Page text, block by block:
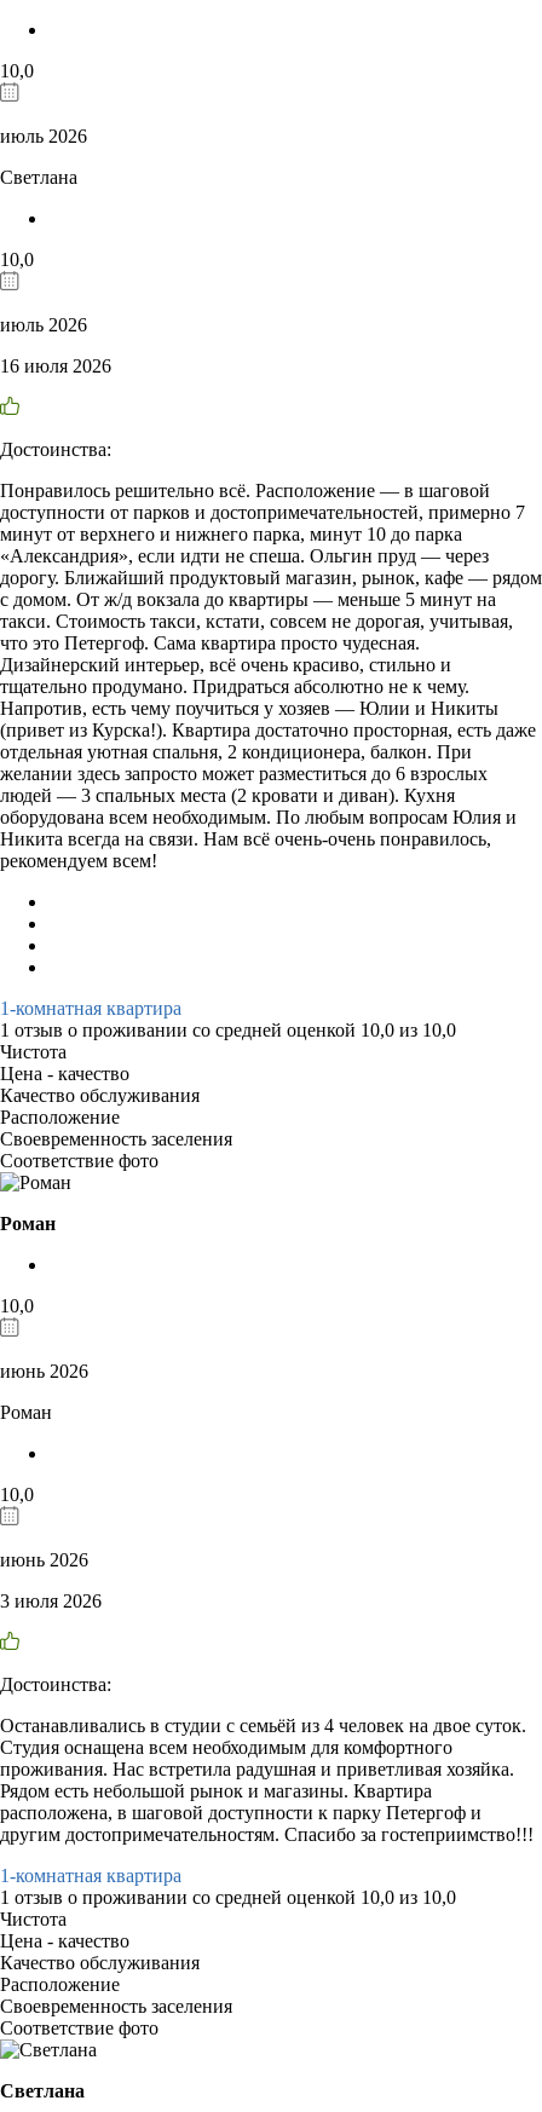
10,0
июль 2026
Светлана
10,0
июль 2026
16 июля 2026
Достоинства:
Понравилось решительно всё. Расположение — в шаговой
доступности от парков и достопримечательностей, примерно 7
минут от верхнего и нижнего парка, минут 10 до парка
«Александрия», если идти не спеша. Ольгин пруд — через
дорогу. Ближайший продуктовый магазин, рынок, кафе — рядом
с домом. От ж/д вокзала до квартиры — меньше 5 минут на
такси. Стоимость такси, кстати, совсем не дорогая, учитывая,
что это Петергоф. Сама квартира просто чудесная.
Дизайнерский интерьер, всё очень красиво, стильно и
тщательно продумано. Придраться абсолютно не к чему.
Напротив, есть чему поучиться у хозяев — Юлии и Никиты
(привет из Курска!). Квартира достаточно просторная, есть даже
отдельная уютная спальня, 2 кондиционера, балкон. При
желании здесь запросто может разместиться до 6 взрослых
людей — 3 спальных места (2 кровати и диван). Кухня
оборудована всем необходимым. По любым вопросам Юлия и
Никита всегда на связи. Нам всё очень-очень понравилось,
рекомендуем всем!
1-комнатная квартира
1 отзыв о проживании со средней оценкой 10,0 из 10,0
Чистота
Цена - качество
Качество обслуживания
Расположение
Своевременность заселения
Соответствие фото
Роман
10,0
июнь 2026
Роман
10,0
июнь 2026
3 июля 2026
Достоинства:
Останавливались в студии с семьёй из 4 человек на двое суток.
Студия оснащена всем необходимым для комфортного
проживания. Нас встретила радушная и приветливая хозяйка.
Рядом есть небольшой рынок и магазины. Квартира
расположена, в шаговой доступности к парку Петергоф и
другим достопримечательностям. Спасибо за гостеприимство!!!
1-комнатная квартира
1 отзыв о проживании со средней оценкой 10,0 из 10,0
Чистота
Цена - качество
Качество обслуживания
Расположение
Своевременность заселения
Соответствие фото
Светлана